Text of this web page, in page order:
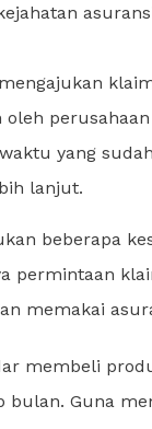
yang
lanjut.
beberapa
permintaan
memakai
membeli
bulan. Guna